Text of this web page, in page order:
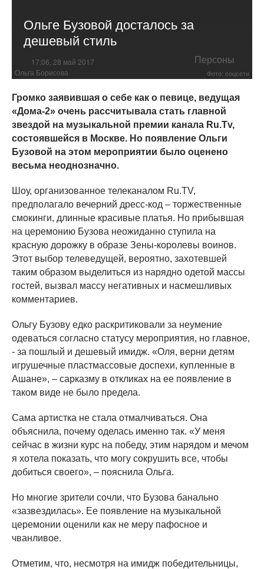
Ольге Бузовой досталось за
дешевый стиль
17:06, 28 май 2017 Персоны
Ольга Борисова Фото: соцсети
Громко заявившая о себе как о певице, ведущая
«Дома-2» очень рассчитывала стать главной
звездой на музыкальной премии канала Ru.Tv,
состоявшейся в Москве. Но появление Ольги
Бузовой на этом мероприятии было оценено
весьма неоднозначно.
Шоу, организованное телеканалом Ru.TV,
предполагало вечерний дресс-код – торжественные
смокинги, длинные красивые платья. Но прибывшая
на церемонию Бузова неожиданно ступила на
красную дорожку в образе Зены-королевы воинов.
Этот выбор телеведущей, вероятно, захотевшей
таким образом выделиться из нарядно одетой массы
гостей, вызвал массу негативных и насмешливых
комментариев.
Ольгу Бузову едко раскритиковали за неумение
одеваться согласно статусу мероприятия, но главное,
- за пошлый и дешевый имидж. «Оля, верни детям
игрушечные пластмассовые доспехи, купленные в
Ашане», – сарказму в откликах на ее появление в
таком виде не было предела.
Сама артистка не стала отмалчиваться. Она
объяснила, почему оделась именно так. «У меня
сейчас в жизни курс на победу, этим нарядом и мечом
я хотела показать, что могу сокрушить все, чтобы
добиться своего», – пояснила Ольга.
Но многие зрители сочли, что Бузова банально
«зазвездилась». Ее появление на музыкальной
церемонии оценили как не меру пафосное и
чванливое.
Отметим, что, несмотря на имидж победительницы,